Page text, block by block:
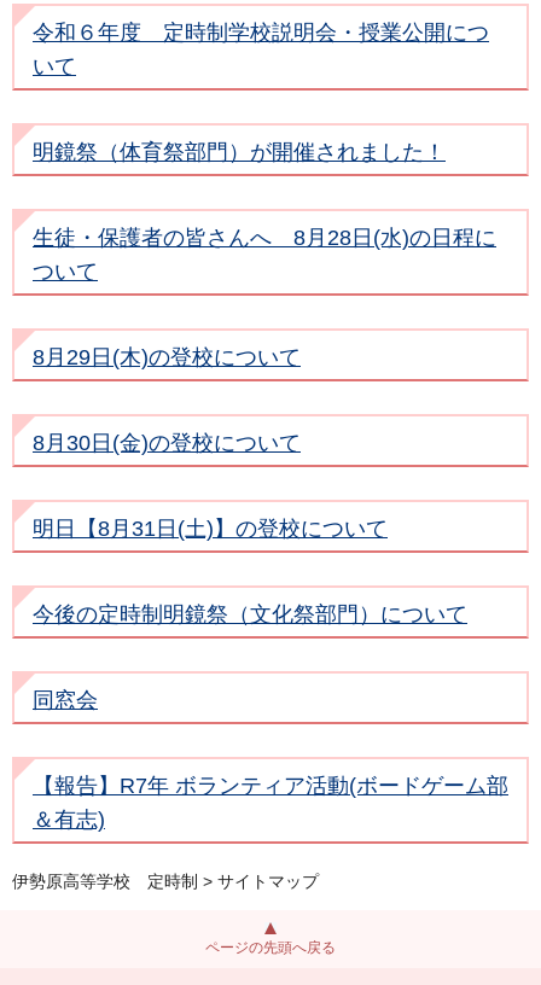
令和６年度 定時制学校説明会・授業公開につ
いて
明鏡祭（体育祭部門）が開催されました！
生徒・保護者の皆さんへ 8月28日(水)の日程に
ついて
8月29日(木)の登校について
8月30日(金)の登校について
明日【8月31日(土)】の登校について
今後の定時制明鏡祭（文化祭部門）について
同窓会
【報告】R7年 ボランティア活動(ボードゲーム部
＆有志)
伊勢原高等学校 定時制 > サイトマップ
ページの先頭へ戻る